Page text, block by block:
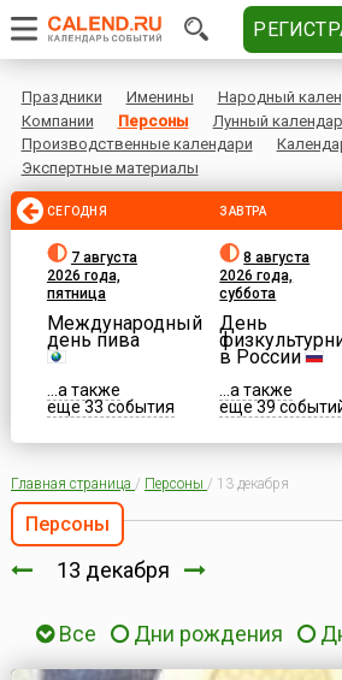
Праздники Именины Народный
Компании
Персоны
Лунный
Производственные календари
Экспертные материалы
СЕГОДНЯ
7 августа
2026 года,
пятница
Международный
день пива
...а также
еще 33 события
ЗАВТРА
8 августа
2026 года,
суббота
День
в России
...а также
еще 39
Главная страница / Персоны / 13 декабря
Персоны
13 декабря
Все Дни рождения